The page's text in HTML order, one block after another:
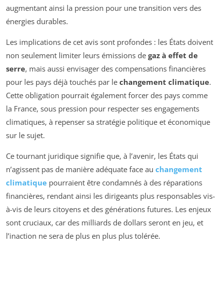
augmentant ainsi la pression pour une transition vers des
énergies durables.
Les implications de cet avis sont profondes : les États doivent
non seulement limiter leurs émissions de gaz à effet de
serre, mais aussi envisager des compensations financières
pour les pays déjà touchés par le changement climatique.
Cette obligation pourrait également forcer des pays comme
la France, sous pression pour respecter ses engagements
climatiques, à repenser sa stratégie politique et économique
sur le sujet.
Ce tournant juridique signifie que, à l’avenir, les États qui
n’agissent pas de manière adéquate face au changement
climatique pourraient être condamnés à des réparations
financières, rendant ainsi les dirigeants plus responsables vis-
à-vis de leurs citoyens et des générations futures. Les enjeux
sont cruciaux, car des milliards de dollars seront en jeu, et
l’inaction ne sera de plus en plus plus tolérée.